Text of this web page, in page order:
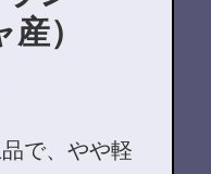
）
で、やや軽